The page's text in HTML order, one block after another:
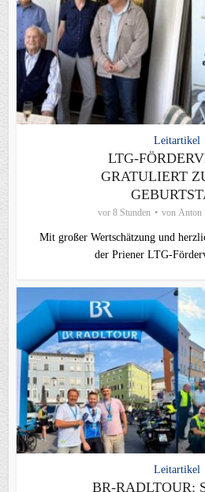
Leitartikel
LTG-
GRATULIERT
vor 8 Stunden von Anton
Mit großer Wertschätzung und
der Priener
Leitartikel
BR-RADLTOUR: